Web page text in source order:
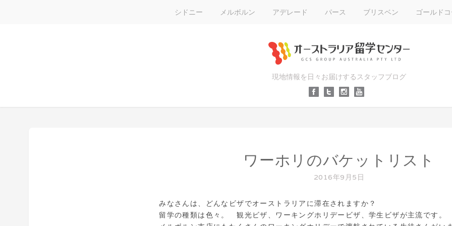
シドニー メルボルン アデレード パース ブリスベン ゴールド
現地情報を日々お届けするスタッフブログ
ワーホリのバケットリスト
2016年9月5日
みなさんは、どんなビザでオーストラリアに滞在されますか？
留学の種類は色々。 観光ビザ、ワーキングホリデービザ、学生ビザが主流です。